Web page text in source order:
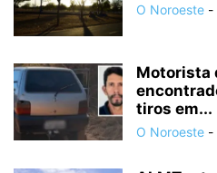
O Noroeste -
Motorista
tiros em...
O Noroeste -